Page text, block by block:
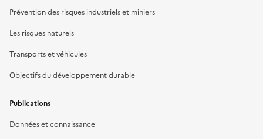
Prévention des risques industriels et miniers
Les risques naturels
Transports et véhicules
Objectifs du développement durable
Publications
Données et connaissance